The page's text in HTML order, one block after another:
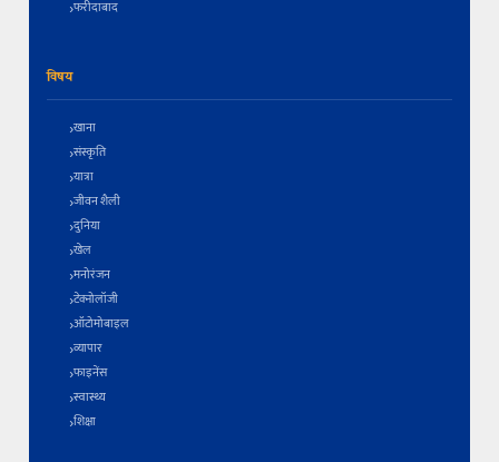
फरीदाबाद
विषय
खाना
संस्कृति
यात्रा
जीवन शैली
दुनिया
खेल
मनोरंजन
टेक्नोलॉजी
ऑटोमोबाइल
व्यापार
फाइनेंस
स्वास्थ्य
शिक्षा